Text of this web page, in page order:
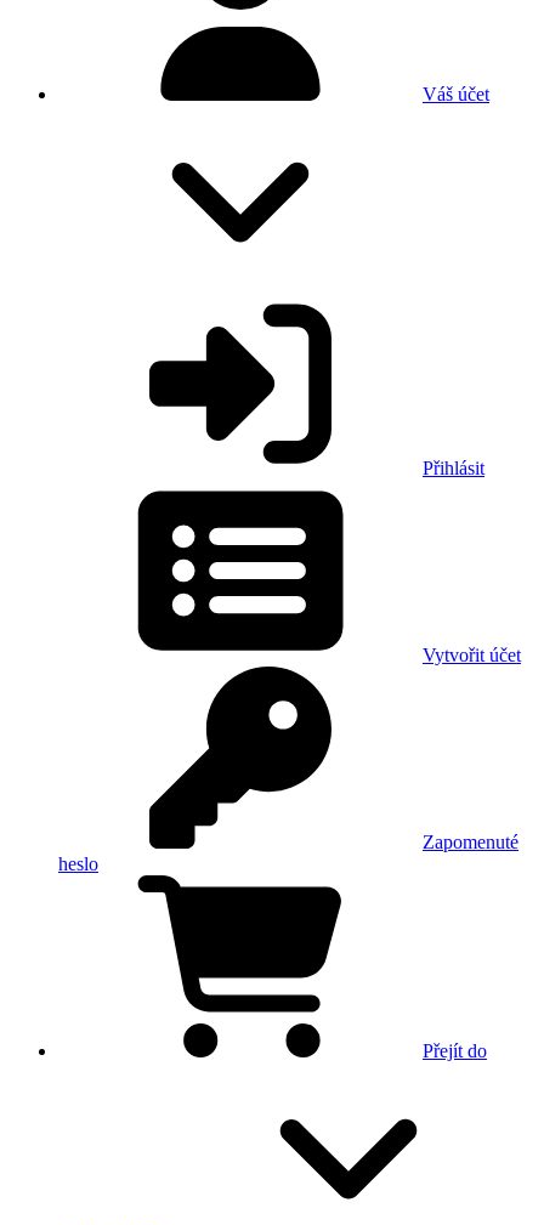
Váš účet
Přihlásit
Vytvořit účet
Zapomenuté
heslo
Přejít do